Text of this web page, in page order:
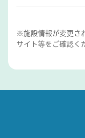
※施設情報が変更さ
サイト等をご確認く